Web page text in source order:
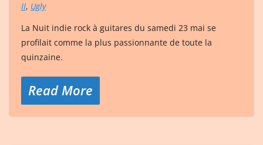
II, Ugly
La Nuit indie rock à guitares du samedi 23 mai se
profilait comme la plus passionnante de toute la
quinzaine.
Read More